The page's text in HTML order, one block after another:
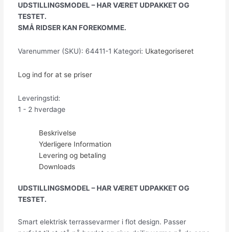
UDSTILLINGSMODEL – HAR VÆRET UDPAKKET OG
TESTET.
SMÅ RIDSER KAN FOREKOMME.
Varenummer (SKU): 64411-1 Kategori: Ukategoriseret
Log ind for at se priser
Leveringstid:
1 - 2 hverdage
Beskrivelse
Yderligere Information
Levering og betaling
Downloads
UDSTILLINGSMODEL – HAR VÆRET UDPAKKET OG
TESTET.
Smart elektrisk terrassevarmer i flot design. Passer